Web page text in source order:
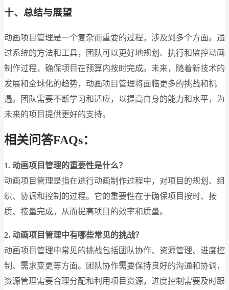
十、总结与展望
动画项目管理是一个复杂而重要的过程，涉及到多个方面。通
过系统的方法和工具，团队可以更好地规划、执行和监控动画
制作过程，确保项目在预算内按时完成。未来，随着新技术的
发展和全球化的趋势，动画项目管理将面临更多的挑战和机
遇。团队需要不断学习和适应，以提高自身的能力和水平，为
未来的项目提供更好的支持。
相关问答FAQs：
1. 动画项目管理的重要性是什么？
动画项目管理是指在进行动画制作过程中，对项目的规划、组
织、协调和控制的过程。它的重要性在于确保项目按时、按
质、按量完成，从而提高项目的效率和质量。
2. 动画项目管理中有哪些常见的挑战？
动画项目管理中常见的挑战包括团队协作、资源管理、进度控
制、需求变更等方面。团队协作需要保持良好的沟通和协调，
资源管理需要合理分配和利用项目资源，进度控制需要及时跟